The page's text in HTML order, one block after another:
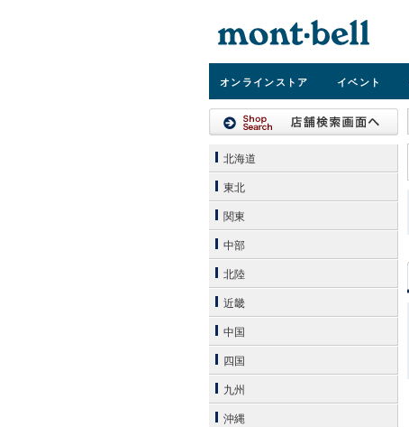
オンラインストア イベント
北海道
東北
関東
中部
北陸
近畿
中国
四国
九州
沖縄